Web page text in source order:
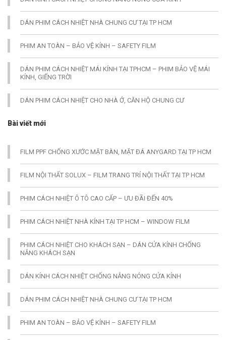
DÁN PHIM CÁCH NHIỆT NHÀ CHUNG CƯ TẠI TP HCM
PHIM AN TOÀN – BẢO VỆ KÍNH – SAFETY FILM
DÁN PHIM CÁCH NHIỆT MÁI KÍNH TẠI TPHCM – PHIM BẢO VỆ MÁI
KÍNH, GIẾNG TRỜI
DÁN PHIM CÁCH NHIỆT CHO NHÀ Ở, CĂN HỘ CHUNG CƯ
Bài viết mới
FILM PPF CHỐNG XƯỚC MẶT BÀN, MẶT ĐÁ ANYGARD TẠI TP HCM
FILM NỘI THẤT SOLUX – FILM TRANG TRÍ NỘI THẤT TẠI TP HCM
PHIM CÁCH NHIỆT Ô TÔ CAO CẤP – ƯU ĐÃI ĐẾN 40%
PHIM CÁCH NHIỆT NHÀ KÍNH TẠI TP HCM – WINDOW FILM
PHIM CÁCH NHIỆT CHO KHÁCH SẠN – DÁN CỬA KÍNH CHỐNG
NẮNG KHÁCH SẠN
DÁN KÍNH CÁCH NHIỆT CHỐNG NẮNG NÓNG CỬA KÍNH
DÁN PHIM CÁCH NHIỆT NHÀ CHUNG CƯ TẠI TP HCM
PHIM AN TOÀN – BẢO VỆ KÍNH – SAFETY FILM